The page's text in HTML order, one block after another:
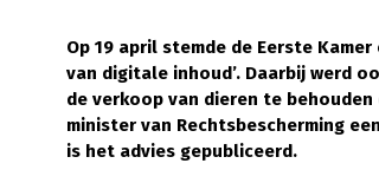
Op 19 april stemde de Eerste
van digitale inhoud’. Daarbij werd
de verkoop van dieren te
minister van Rechtsbescherming
is het advies gepubliceerd.